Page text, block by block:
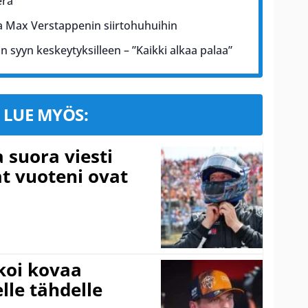
Max Verstappenin siirtohuhuihin
keskeytyksilleen – ”Kaikki alkaa palaa”
LUE MYÖS:
viesti
vuoteni ovat
kovaa
tähdelle